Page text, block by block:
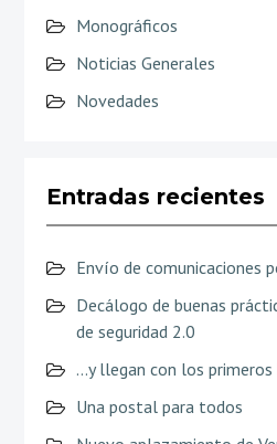
Monográficos
Noticias Generales
Novedades
Entradas recientes
Envío de comunicaciones
Decálogo de buenas
de seguridad 2.0
…y llegan con los
Una postal para todos